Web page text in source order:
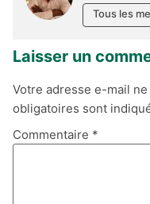
Tous les
Laisser un
Votre adresse e-mail
obligatoires sont
Commentaire *